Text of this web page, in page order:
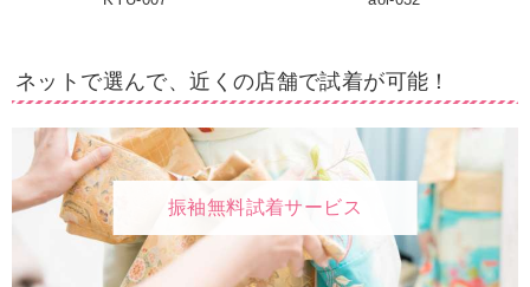
ネットで選んで、近くの店舗で試着が可能！
振袖無料試着サービス